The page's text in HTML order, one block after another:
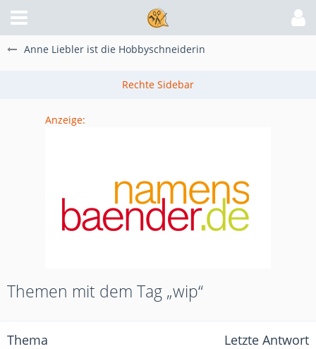
Anne Liebler ist die Hobbyschneiderin
Anzeige:
Themen mit dem Tag „wip“
Thema Letzte Antwort